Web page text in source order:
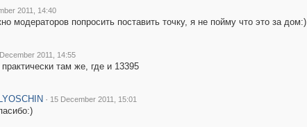
2011, 14:40
модераторов попросить поставить точку, я не пойму что это за дом:)
2011, 14:55
практически там же, где и 13395
· 15 December 2011, 15:01